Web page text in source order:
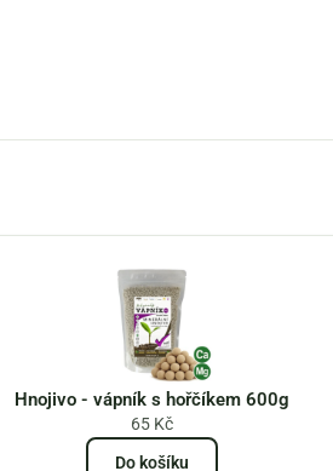
Hnojivo - vápník s hořčíkem 600g
65 Kč
Do košíku